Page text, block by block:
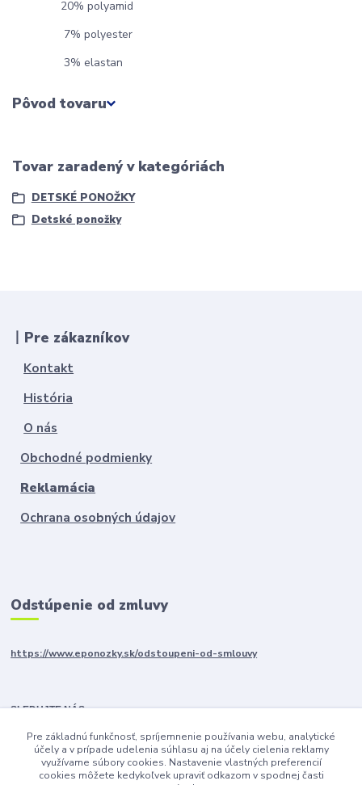
20% polyamid
7% polyester
3% elastan
Pôvod tovaru
Tovar zaradený v kategóriách
DETSKÉ PONOŽKY
Detské ponožky
丨Pre zákazníkov
Kontakt
História
O nás
Obchodné podmienky
Reklamácia
Ochrana osobných údajov
Odstúpenie od zmluvy
https://www.eponozky.sk/odstoupeni-od-smlouvy
SLEDUJTE NÁS
Pre základnú funkčnosť, spríjemnenie používania webu, analytické
účely a v prípade udelenia súhlasu aj na účely cielenia reklamy
využívame súbory cookies. Nastavenie vlastných preferencií
cookies môžete kedykoľvek upraviť odkazom v spodnej časti